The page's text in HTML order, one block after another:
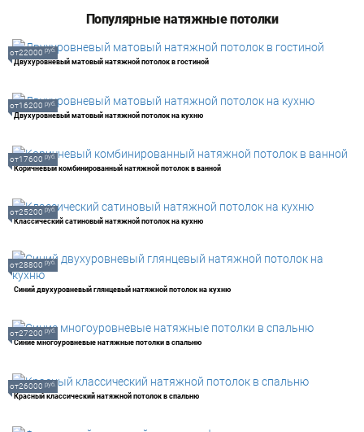
Популярные натяжные потолки
Двухуровневый матовый натяжной потолок в гостиной
от22000 руб.
Двухуровневый матовый натяжной потолок на кухню
от16200 руб.
Коричневый комбинированный натяжной потолок в ванной
от17600 руб.
Классический сатиновый натяжной потолок на кухню
от25200 руб.
Синий двухуровневый глянцевый натяжной потолок на кухню
от28800 руб.
Синие многоуровневые натяжные потолки в спальню
от27200 руб.
Красный классический натяжной потолок в спальню
от26000 руб.